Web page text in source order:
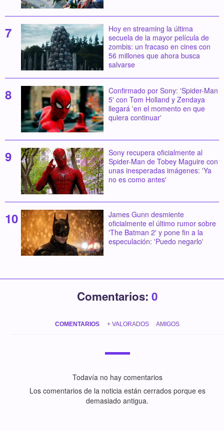
Hoy en streaming la última
secuela de la mayor película de
zombis: un fracaso en cines con
56 millones que ahora busca
salvarse
Confirmado por Sony: 'Spider-Man
5' con Tom Holland y Zendaya
llegará 'en el momento en que
quiera continuar'
Sony recupera oficialmente al
Spider-Man de Tobey Maguire con
unas inesperadas imágenes: 'Ya
no es como antes'
James Gunn desmiente
oficialmente el último rumor sobre
'The Batman 2' y pone fin a la
especulación: 'Puedo negarlo'
Comentarios: 0
COMENTARIOS + VALORADOS AMIGOS
Todavía no hay comentarios
Los comentarios de la noticia están cerrados porque es
demasiado antigua.